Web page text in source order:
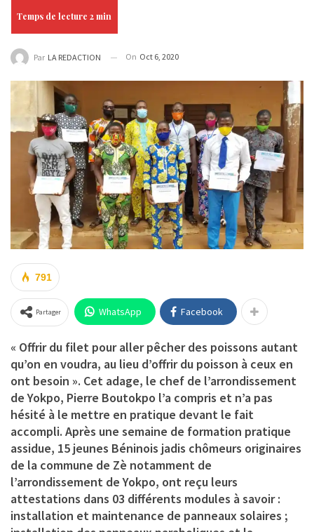
Par LA REDACTION On Oct 6, 2020
791
Partager WhatsApp Facebook
« Offrir du filet pour aller pêcher des poissons autant
qu’on en voudra, au lieu d’offrir du poisson à ceux en
ont besoin ». Cet adage, le chef de l’arrondissement
de Yokpo, Pierre Boutokpo l’a compris et n’a pas
hésité à le mettre en pratique devant le fait
accompli. Après une semaine de formation pratique
assidue, 15 jeunes Béninois jadis chômeurs originaires
de la commune de Zè notamment de
l’arrondissement de Yokpo, ont reçu leurs
attestations dans 03 différents modules à savoir :
installation et maintenance de panneaux solaires ;